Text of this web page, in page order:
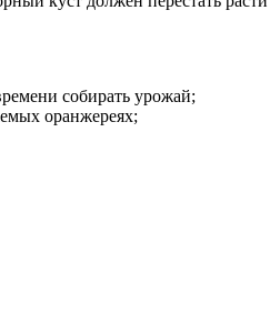
собирать урожай;
оранжереях;